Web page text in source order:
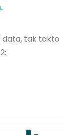
data, tak takto